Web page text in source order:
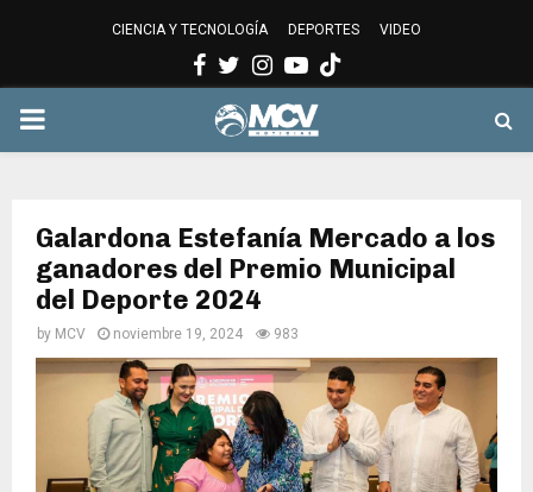
CIENCIA Y TECNOLOGÍA DEPORTES VIDEO
Facebook
Twitter
Instagram
Youtube
PRIMARY
Galardona Estefanía Mercado a los
ganadores del Premio Municipal
del Deporte 2024
by MCV noviembre 19, 2024 983